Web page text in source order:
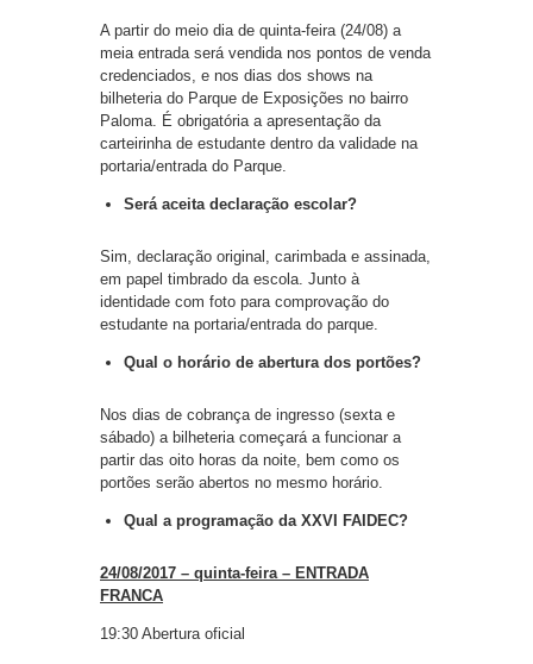
A partir do meio dia de quinta-feira (24/08) a
meia entrada será vendida nos pontos de venda
credenciados, e nos dias dos shows na
bilheteria do Parque de Exposições no bairro
Paloma. É obrigatória a apresentação da
carteirinha de estudante dentro da validade na
portaria/entrada do Parque.
Será aceita declaração escolar?
Sim, declaração original, carimbada e assinada,
em papel timbrado da escola. Junto à
identidade com foto para comprovação do
estudante na portaria/entrada do parque.
Qual o horário de abertura dos portões?
Nos dias de cobrança de ingresso (sexta e
sábado) a bilheteria começará a funcionar a
partir das oito horas da noite, bem como os
portões serão abertos no mesmo horário.
Qual a programação da XXVI FAIDEC?
24/08/2017 – quinta-feira – ENTRADA
FRANCA
19:30 Abertura oficial